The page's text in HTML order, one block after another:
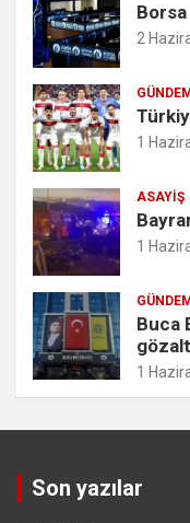
2
GÜNDEM
1
ASAYIŞ
1
GÜNDEM
Buca
1
Son yazılar